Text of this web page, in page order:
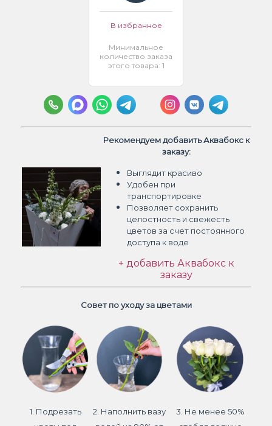
В избранное
Минимальное
количество заказа
этого товара: 1
Рекомендуем добавить Аквабокс к
заказу:
Выглядит красиво
Удобен при
транспортировке
Позволяет сохранить
целостность и свежесть
цветов за счет постоянного
доступа к воде
+ добавить Аквабокс к
заказу
Совет по уходу за цветами
1. Подрезать
2. Наполнить вазу
3. Не менее 50%